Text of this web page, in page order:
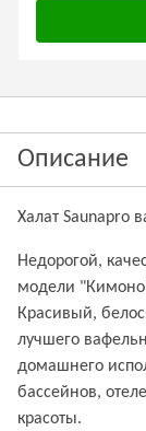
Описание
Халат Saunapro
Недорогой,
модели
Красивый,
лучшего
домашнего
бассейнов,
красоты.